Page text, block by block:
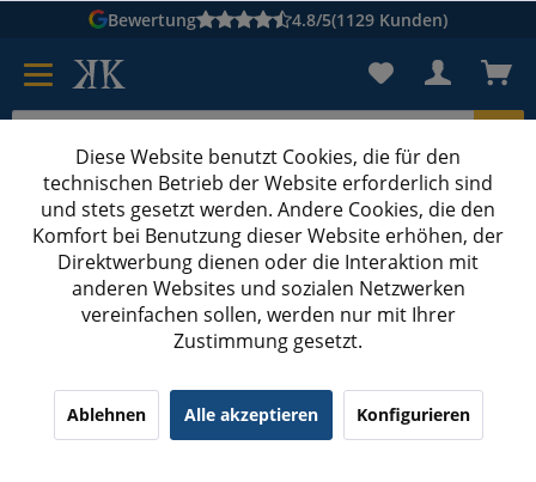
Bewertung 4.8/5(1129 Kunden)
Karton suchen
Kartons bedruckenKartons nach Maß
Maxibriefkartons bedrucken
350x250x50 mm Maxibrief Karton A4 B4, weiß
(29) 4.24/5.00
Diese Website benutzt Cookies, die für den
technischen Betrieb der Website erforderlich sind
und stets gesetzt werden. Andere Cookies, die den
Komfort bei Benutzung dieser Website erhöhen, der
Direktwerbung dienen oder die Interaktion mit
anderen Websites und sozialen Netzwerken
vereinfachen sollen, werden nur mit Ihrer
Zustimmung gesetzt.
Ablehnen Alle akzeptieren Konfigurieren